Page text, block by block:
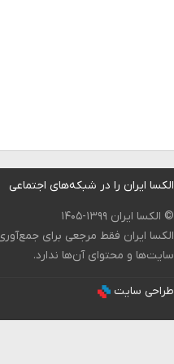
الکسا ایران را در شبکه‌های اجتماعی
© الکسا ایران ۱۳۹۹-۱۴۰۵
الکسا ایران فقط مرجعی برای
سایت‌ها و محتوای آن‌ها ندارد.
طراحی سایت